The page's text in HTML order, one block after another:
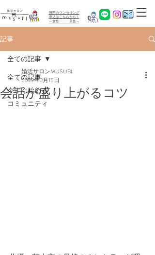
無料カウンセリング
​申込はこちらから！
←女性 男性→
記事
全ての記事
今すぐ始める
コミュニティ
全ての記事
会話が盛り上がるコツ
婚活サロンMUSUBI
2022年2月15日